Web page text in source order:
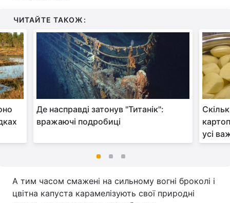
ЧИТАЙТЕ ТАКОЖ:
Де насправді затонув "Титанік":
вражаючі подробиці
усі
А тим часом смажені на сильному вогні броколі і
цвітна капуста карамелізують свої природні